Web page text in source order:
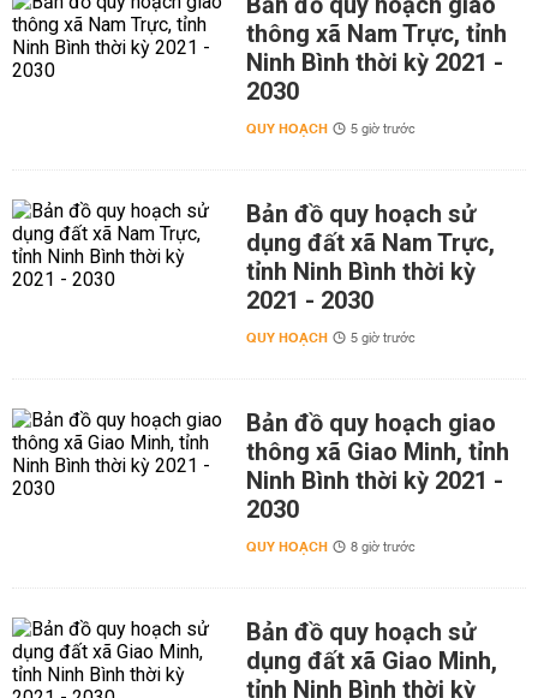
thông xã Nam Trực, tỉnh
Ninh Bình thời kỳ 2021 -
2030
QUY HOẠCH 5 giờ trước
Bản đồ quy hoạch sử
dụng đất xã Nam Trực,
tỉnh Ninh Bình thời kỳ
2021 - 2030
QUY HOẠCH 5 giờ trước
Bản đồ quy hoạch giao
thông xã Giao Minh, tỉnh
Ninh Bình thời kỳ 2021 -
2030
QUY HOẠCH 8 giờ trước
Bản đồ quy hoạch sử
dụng đất xã Giao Minh,
tỉnh Ninh Bình thời kỳ